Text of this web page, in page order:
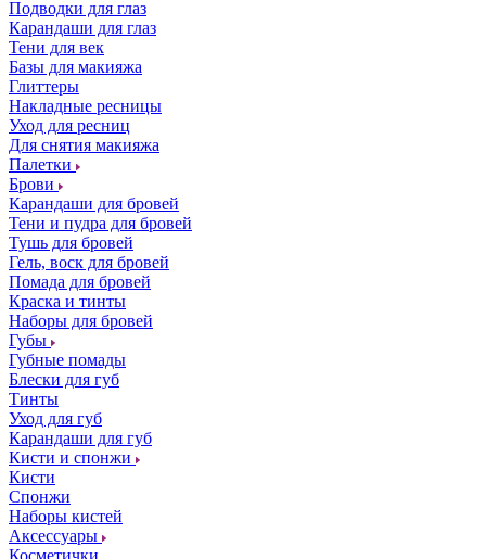
Подводки для глаз
Карандаши для глаз
Тени для век
Базы для макияжа
Глиттеры
Накладные ресницы
Уход для ресниц
Для снятия макияжа
Палетки
Брови
Карандаши для бровей
Тени и пудра для бровей
Тушь для бровей
Гель, воск для бровей
Помада для бровей
Краска и тинты
Наборы для бровей
Губы
Губные помады
Блески для губ
Тинты
Уход для губ
Карандаши для губ
Кисти и спонжи
Кисти
Спонжи
Наборы кистей
Аксессуары